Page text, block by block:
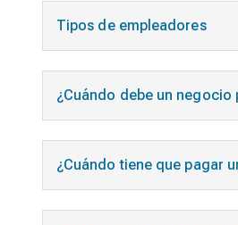
Tipos de empleadores
¿Cuándo debe un
¿Cuándo tiene que pagar